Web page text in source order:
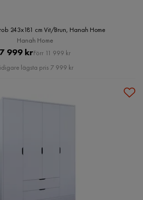
243x181 cm Vit/Brun, Hanah Home
Hanah Home
Pris
7 999 krOriginal
Pris
Förr 11 999 kr
lägsta pris 7 999 kr